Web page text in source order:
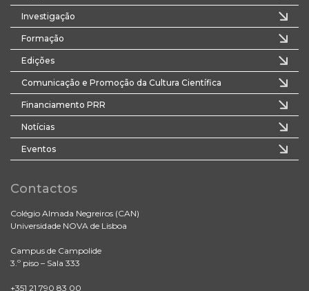
Investigação
Formação
Edições
Comunicação e Promoção da Cultura Científica
Financiamento PRR
Notícias
Eventos
Contactos
Colégio Almada Negreiros (CAN)
Universidade NOVA de Lisboa
Campus de Campolide
3.º piso – Sala 333
+351 21 790 83 00